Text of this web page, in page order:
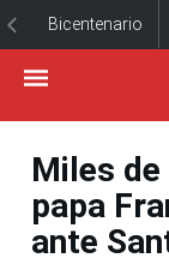
Bicentenario
Miles de
papa
ante